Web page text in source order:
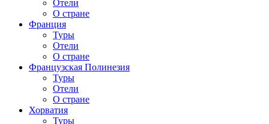
Отели
О стране
Франция
Туры
Отели
О стране
Французская Полинезия
Туры
Отели
О стране
Хорватия
Туры